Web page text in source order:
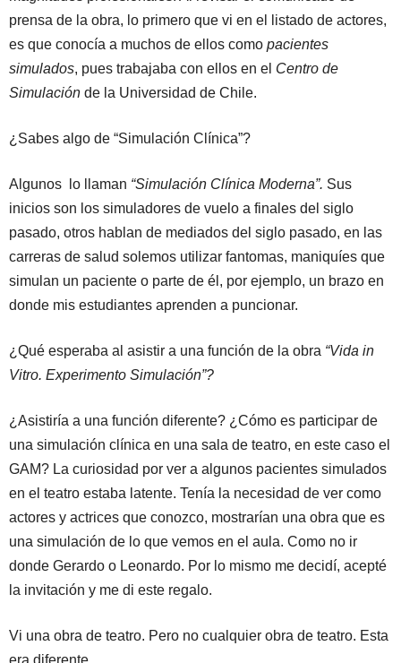
prensa de la obra, lo primero que vi en el listado de actores,
es que conocía a muchos de ellos como pacientes
simulados, pues trabajaba con ellos en el Centro de
Simulación de la Universidad de Chile.
¿Sabes algo de “Simulación Clínica”?
Algunos lo llaman “Simulación Clínica Moderna”. Sus
inicios son los simuladores de vuelo a finales del siglo
pasado, otros hablan de mediados del siglo pasado, en las
carreras de salud solemos utilizar fantomas, maniquíes que
simulan un paciente o parte de él, por ejemplo, un brazo en
donde mis estudiantes aprenden a puncionar.
¿Qué esperaba al asistir a una función de la obra “Vida in
Vitro. Experimento Simulación”?
¿Asistiría a una función diferente? ¿Cómo es participar de
una simulación clínica en una sala de teatro, en este caso el
GAM? La curiosidad por ver a algunos pacientes simulados
en el teatro estaba latente. Tenía la necesidad de ver como
actores y actrices que conozco, mostrarían una obra que es
una simulación de lo que vemos en el aula. Como no ir
donde Gerardo o Leonardo. Por lo mismo me decidí, acepté
la invitación y me di este regalo.
Vi una obra de teatro. Pero no cualquier obra de teatro. Esta